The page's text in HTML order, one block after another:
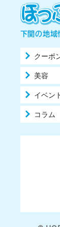
下関の地域
クーポ
美容
イベン
コラム